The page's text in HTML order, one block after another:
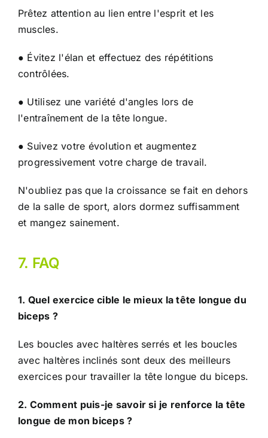
Prêtez attention au lien entre l'esprit et les
muscles.
● Évitez l'élan et effectuez des répétitions
contrôlées.
● Utilisez une variété d'angles lors de
l'entraînement de la tête longue.
● Suivez votre évolution et augmentez
progressivement votre charge de travail.
N'oubliez pas que la croissance se fait en dehors
de la salle de sport, alors dormez suffisamment
et mangez sainement.
7. FAQ
1. Quel exercice cible le mieux la tête longue du
biceps ?
Les boucles avec haltères serrés et les boucles
avec haltères inclinés sont deux des meilleurs
exercices pour travailler la tête longue du biceps.
2. Comment puis-je savoir si je renforce la tête
longue de mon biceps ?